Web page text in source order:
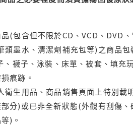
(包含但不限於CD、VCD、DVD
墨水、清潔劑補充包等)之商品
襪子、泳裝、床單、被套、填充
痕跡。
生用品、商品銷售頁面上特別
分)或已非全新狀態(外觀有刮傷
)。